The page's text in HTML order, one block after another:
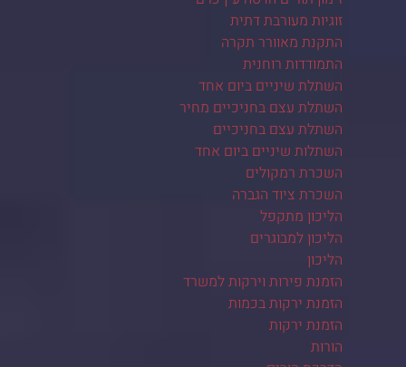
זוגיות מעורבת דתית
התקנת מאוורר תקרה
התמודדות רוחנית
השתלת שיניים ביום אחד
השתלת עצם בחניכיים מחיר
השתלת עצם בחניכיים
השתלות שיניים ביום אחד
השכרת רמקולים
השכרת ציוד הגברה
הליכון מתקפל
הליכון למבוגרים
הליכון
הזמנת פירות וירקות למשרד
הזמנת ירקות בכמות
הזמנת ירקות
הורות